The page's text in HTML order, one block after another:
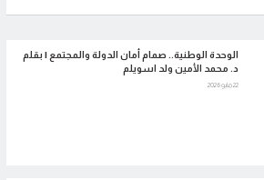
الوحدة الوطنية.. صمام أمان الدولة والمجتمع | بقلم
د. محمد الأمين ولد اسويلم
22 مايو 2026